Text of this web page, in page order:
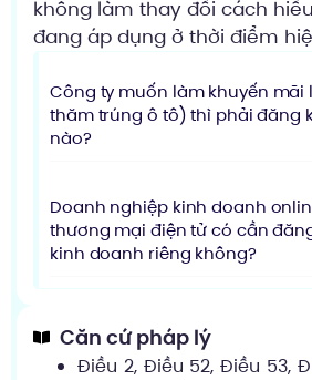
không làm thay đổi cách
đang áp dụng ở thời điểm
Công ty muốn làm khuyến
thăm trúng ô tô) thì phải đăng
nào?
Doanh nghiệp kinh doanh
thương mại điện tử có cần
kinh doanh riêng không?
Căn cứ pháp lý
Điều 2, Điều 52, Điều 53,